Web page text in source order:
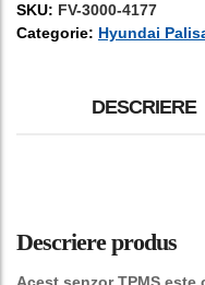
SKU: FV-3000-4177
Categorie: Hyundai
DESCRIERE
Descriere produs